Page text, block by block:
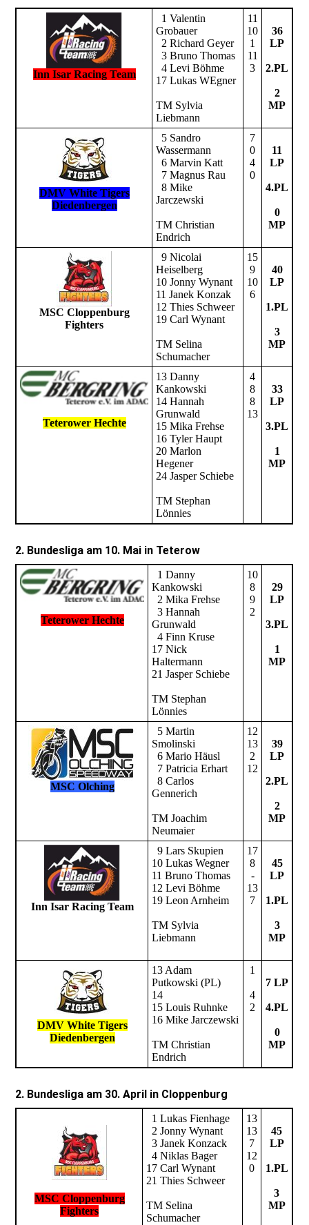
Inn Isar Racing Team
1 Valentin
Grobauer
2 Richard Geyer
3 Bruno Thomas
4 Levi Böhme
17 Lukas WEgner
TM Sylvia
Liebmann
11
10
1
11
3
36
LP
2.PL
2
MP
DMV White Tigers
Diedenbergen
5 Sandro
Wassermann
6 Marvin Katt
7 Magnus Rau
8 Mike
Jarczewski
TM Christian
Endrich
7
0
4
0
11
LP
4.PL
0
MP
MSC Cloppenburg
Fighters
9 Nicolai
Heiselberg
10 Jonny Wynant
11 Janek Konzak
12 Thies Schweer
19 Carl Wynant
TM Selina
Schumacher
15
9
10
6
40
LP
1.PL
3
MP
Teterower Hechte
13 Danny
Kankowski
14 Hannah
Grunwald
15 Mika Frehse
16 Tyler Haupt
20 Marlon
Hegener
24 Jasper Schiebe
TM Stephan
Lönnies
4
8
8
13
33
LP
3.PL
1
MP
2. Bundesliga am 10. Mai in Teterow
Teterower Hechte
1 Danny
Kankowski
2 Mika Frehse
3 Hannah
Grunwald
4 Finn Kruse
17 Nick
Haltermann
21 Jasper Schiebe
TM Stephan
Lönnies
10
8
9
2
29
LP
3.PL
1
MP
MSC Olching
5 Martin
Smolinski
6 Mario Häusl
7 Patricia Erhart
8 Carlos
Gennerich
TM Joachim
Neumaier
12
13
2
12
39
LP
2.PL
2
MP
Inn Isar Racing Team
9 Lars Skupien
10 Lukas Wegner
11 Bruno Thomas
12 Levi Böhme
19 Leon Arnheim
TM Sylvia
Liebmann
17
8
-
13
7
45
LP
1.PL
3
MP
DMV White Tigers
Diedenbergen
13 Adam
Putkowski (PL)
14
15 Louis Ruhnke
16 Mike Jarczewski
TM Christian
Endrich
1
4
2
7 LP
4.PL
0
MP
2. Bundesliga am 30. April in Cloppenburg
MSC Cloppenburg
Fighters
1 Lukas Fienhage
2 Jonny Wynant
3 Janek Konzack
4 Niklas Bager
17 Carl Wynant
21 Thies Schweer
TM Selina
Schumacher
13
13
7
12
0
45
LP
1.PL
3
MP